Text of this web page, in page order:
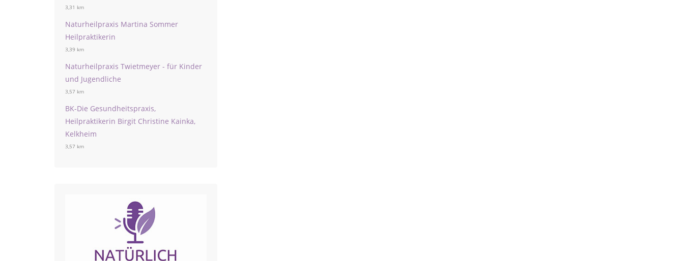
3,31 km
Naturheilpraxis Martina Sommer
Heilpraktikerin
3,39 km
Naturheilpraxis Twietmeyer - für Kinder
und Jugendliche
3,57 km
BK-Die Gesundheitspraxis,
Heilpraktikerin Birgit Christine Kainka,
Kelkheim
3,57 km